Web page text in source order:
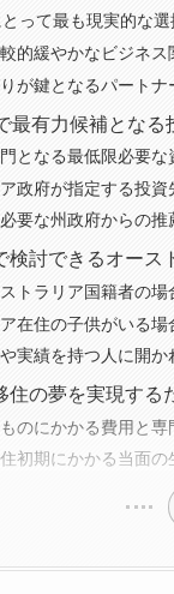
って最も現実的な
的緩やかなビジネ
が鍵となるパート
最有力候補となる
となる最低限必要
政府が指定する投
要な州政府からの
検討できるオース
トラリア国籍者の
在住の子供がいる
実績を持つ人に開
住の夢を実現する
のにかかる費用と
初期にかかる当面の